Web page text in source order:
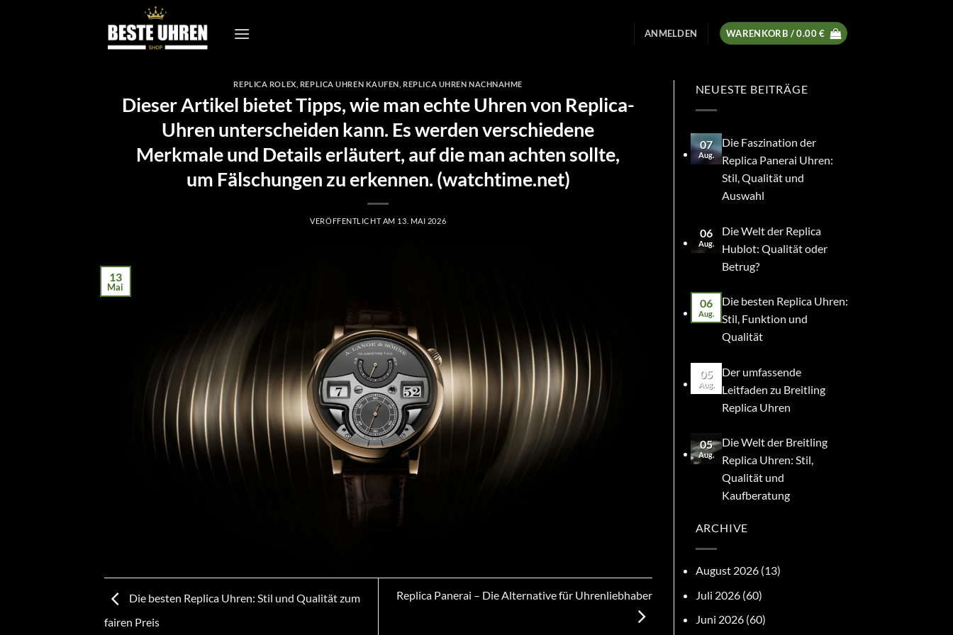
ANMELDEN WARENKORB /0.00€
REPLICA ROLEX REPLICA UHREN KAUFEN ,REPLICA UHREN NACHNAHME
Dieser Artikel bietet Tipps, wie man echte Uhren von Replica-
Uhren unterscheiden kann. Es werden verschiedene
Merkmale und Details erläutert, auf die man achten sollte,
um Fälschungen zu erkennen. (watchtime.net)
VERÖFFENTLICHT AM 13. MAI 2026
13
Mai
Die besten Replica Uhren: Stil und Qualität zum
fairen Preis
Replica Panerai – Die Alternative für Uhrenliebhaber
NEUESTE BEITRÄGE
07
Aug.
Die Faszination der
Replica Panerai Uhren:
Stil, Qualität und
Auswahl
06
Aug.
Die Welt der Replica
Hublot: Qualität oder
Betrug?
06
Aug.
Die besten Replica Uhren:
Stil, Funktion und
Qualität
05
Aug.
Der umfassende
Leitfaden zu Breitling
Replica Uhren
05
Aug.
Die Welt der Breitling
Replica Uhren: Stil,
Qualität und
Kaufberatung
ARCHIVE
August 2026(13)
Juli 2026(60)
Juni 2026(60)